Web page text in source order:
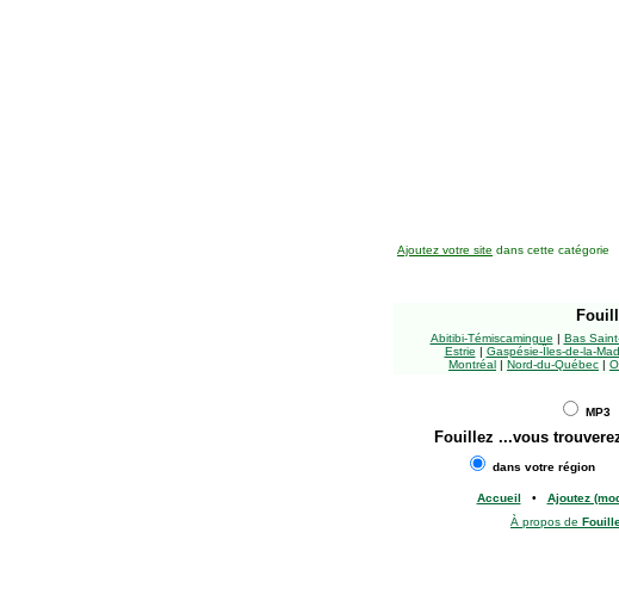
Ajoutez votre site dans cette catégorie
Abitibi-Témiscamingue | Bas
Estrie | Gaspésie-Îles-de-la-
Montréal | Nord-du-Québec |
MP3
Fouillez ...vous
dans votre région
Accueil • Ajoutez
À propos de